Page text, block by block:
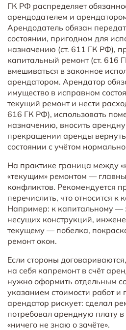
ГК РФ распределяет
арендодателем и
Арендодатель обязан
состоянии, пригодном для
назначению (ст. 611 ГК РФ),
капитальный ремонт (ст. 616
вмешиваться в законное
арендатором. Арендатор
имущество в исправном
текущий ремонт и нести
616 ГК РФ), использовать
назначению, вносить
прекращении аренды
состоянии с учётом
На практике граница между
«текущим» ремонтом —
конфликтов. Рекомендуется
перечислить, что относится к
Например: к капитальному —
несущих конструкций,
текущему — побелка,
ремонт окон.
Если стороны
на себя капремонт в счёт
нужно оформить отдельным
указанием стоимости работ и
арендатор рискует: сделал
потребовал арендную плату
«ничего не знаю о зачёте».